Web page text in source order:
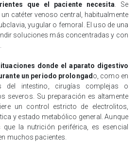
que el paciente necesita. Se
catéter venoso central, habitualmente
yugular o femoral. El uso de una
soluciones más concentradas y con
donde el aparato digestivo
un periodo prolongado, como en
del intestino, cirugías complejas o
severos. Su preparación es altamente
un control estricto de electrolitos,
y estado metabólico general. Aunque
la nutrición periférica, es esencial
muchos pacientes.